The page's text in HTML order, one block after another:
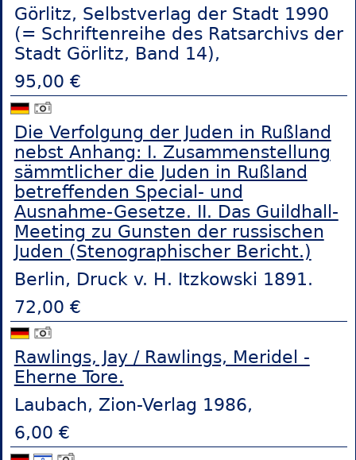
Görlitz, Selbstverlag der Stadt 1990
(= Schriftenreihe des Ratsarchivs der
Stadt Görlitz, Band 14),
95,00 €
Die Verfolgung der Juden in Rußland
nebst Anhang: I. Zusammenstellung
sämmtlicher die Juden in Rußland
betreffenden Special- und
Ausnahme-Gesetze. II. Das Guildhall-
Meeting zu Gunsten der russischen
Juden (Stenographischer Bericht.)
Berlin, Druck v. H. Itzkowski 1891.
72,00 €
Rawlings, Jay / Rawlings, Meridel -
Eherne Tore.
Laubach, Zion-Verlag 1986,
6,00 €